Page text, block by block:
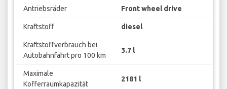
Antriebsräder Front wheel drive
Kraftstoff diesel
Kraftstoffverbrauch bei
Autobahnfahrt pro 100 km
3.7 l
Maximale
Kofferraumkapazität
2181 l